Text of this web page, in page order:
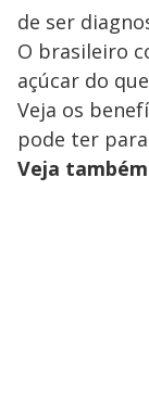
M
u
d
o
de ser
O brasileiro
açúcar do
Veja os
pode ter
Veja